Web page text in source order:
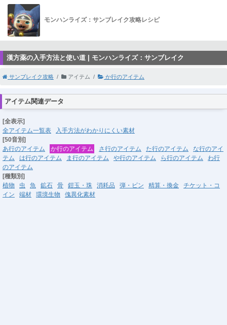
モンハンライズ：サンブレイク攻略レシピ
漢方薬の入手方法と使い道 | モンハンライズ：サンブレイク
サンブレイク攻略 アイテム か行のアイテム
アイテム関連データ
[全表示]
全アイテム一覧表
入手方法がわかりにくい素材
[50音別]
あ行のアイテム
か行のアイテム さ行のアイテム た行のアイテム
な行のアイ
テム
は行のアイテム ま行のアイテム や行のアイテム ら行のアイテム
わ行
のアイテム
[種類別]
植物
虫 魚 鉱石 骨 鎧玉・珠 消耗品 弾・ビン 精算・換金
チケット・コ
イン
端材 環境生物 傀異化素材